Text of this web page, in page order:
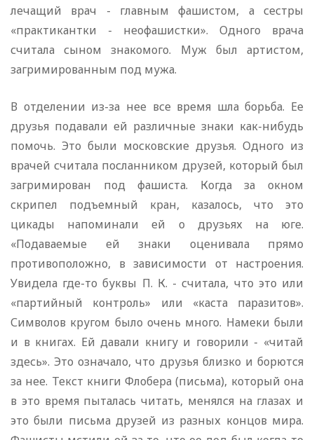
лечащий врач - главным фашистом, а сестры
«практикантки - неофашистки». Одного врача
считала сыном знакомого. Муж был артистом,
загримированным под мужа.
В отделении из-за нее все время шла борьба. Ее
друзья подавали ей различные знаки как-нибудь
помочь. Это были московские друзья. Одного из
врачей считала посланником друзей, который был
загримирован под фашиста. Когда за окном
скрипел подъемный кран, казалось, что это
цикады напоминали ей о друзьях на юге.
«Подаваемые ей знаки оценивала прямо
противоположно, в зависимости от настроения.
Увидела где-то буквы П. К. - считала, что это или
«партийный контроль» или «каста паразитов».
Символов кругом было очень много. Намеки были
и в книгах. Ей давали книгу и говорили - «читай
здесь». Это означало, что друзья близко и борются
за нее. Текст книги Флобера (письма), который она
в это время пыталась читать, менялся на глазах и
это были письма друзей из разных концов мира.